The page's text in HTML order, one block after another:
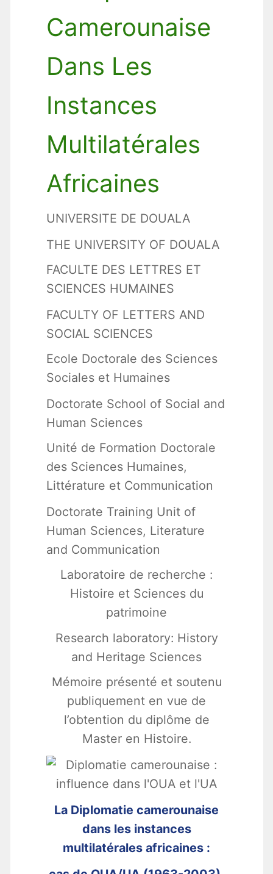
Camerounaise
Dans Les
Instances
Multilatérales
Africaines
UNIVERSITE DE DOUALA
THE UNIVERSITY OF DOUALA
FACULTE DES LETTRES ET
SCIENCES HUMAINES
FACULTY OF LETTERS AND
SOCIAL SCIENCES
Ecole Doctorale des Sciences
Sociales et Humaines
Doctorate School of Social and
Human Sciences
Unité de Formation Doctorale
des Sciences Humaines,
Littérature et Communication
Doctorate Training Unit of
Human Sciences, Literature
and Communication
Laboratoire de recherche :
Histoire et Sciences du
patrimoine
Research laboratory: History
and Heritage Sciences
Mémoire présenté et soutenu
publiquement en vue de
l’obtention du diplôme de
Master en Histoire.
La Diplomatie camerounaise
dans les instances
multilatérales africaines :